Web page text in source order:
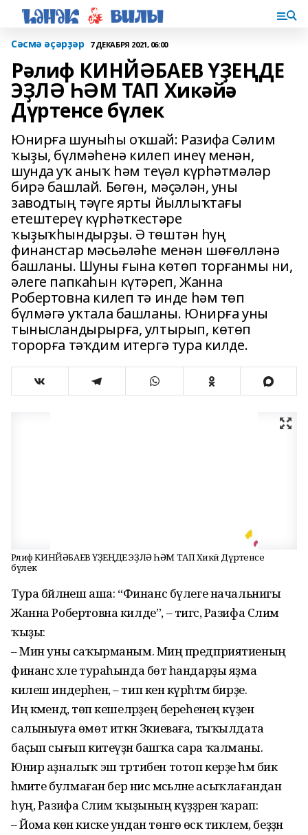
Сәсмә әҫәрҙәр 7 ДЕКАБРЯ 2021, 06:00
Рәлиф КИНЙӘБАЕВ ҮҘЕҢДЕ
ЭҘЛӘ ҺӘМ ТАП Хикәйә
Дүртенсе бүлек
Юнирға шуныһы оҡшай: Разифа Сәлим
ҡыҙы, бүлмәһенә килеп инеү менән,
шунда уҡ аныҡ һәм теүәл күрһәтмәләр
бирә башлай. Бөгөн, мәҫәлән, уны
заводтың тәүге ярты йыллыҡтағы
етештереү күрһәткестәре
ҡыҙыҡһындырҙы. Ә төштән һуң
финанстар мәсьәләһе менән шөғөлләнә
башланы. Шуны ғына көтөп торғанмы ни,
әлеге папкаһын күтәреп, Жанна
Робертовна килеп тә инде һәм төп
бүлмәгә уҡтала башланы. Юнирға уны
тынысландырырға, ултырып, көтөп
торорға тәҡдим итергә тура килде.
Рәлиф КИНЙӘБАЕВ ҮҘЕҢДЕ ЭҘЛӘ ҺӘМ ТАП Хикәйә Дүртенсе
бүлек
Тура бәйләнеш аша: “Финанс бүлеге начальнигы
Жанна Робертовна килде”, – тигәс, Разифа Сәлим
ҡыҙы:
– Мин уны саҡырманым. Миңә предприятиеның
финанс хәле тураһында бөтә һандарҙы яҙма
килеш индерһен, – тип кенә күрһәтмә бирҙе.
Иң кәмендә, төп кешеләрҙең береһенең күҙенә
салыныуға өмөт иткән Зәкиеваға, тыҡылдата
баҫып сығып китеүҙән башҡа сара ҡалманы.
Юнир аҙналыҡ эш тәртибен тотоп керҙе һәм бик
әһәмиәте булмаған бер нисә мәсьәләне асыҡлағандан
һуң, Разифа Сәлим ҡыҙының күҙҙәренә ҡарап:
– Йома көн киске ундан төнгө өскә тиклем, беҙҙән